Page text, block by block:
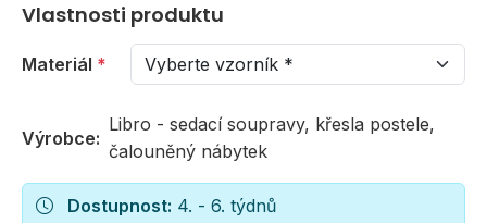
Vlastnosti produktu
Materiál *
Výrobce:
Libro - sedací soupravy, křesla postele,
čalouněný nábytek
Dostupnost: 4. - 6. týdnů